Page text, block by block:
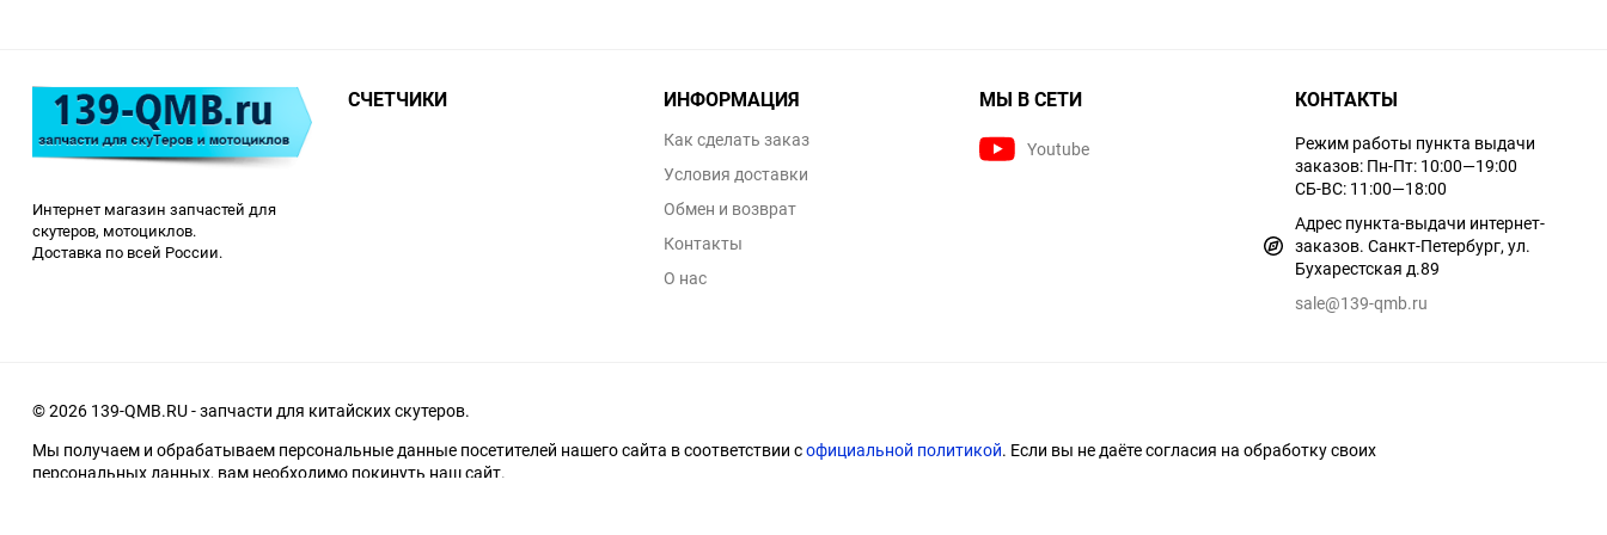
Интернет магазин запчастей для
скутеров, мотоциклов.
Доставка по всей России.
СЧЕТЧИКИ ИНФОРМАЦИЯ
Как сделать заказ
Условия доставки
Обмен и возврат
Контакты
О нас
МЫ В СЕТИ
Youtube
КОНТАКТЫ
Режим работы пункта выдачи
заказов: Пн-Пт: 10:00—19:00
СБ-ВС: 11:00—18:00
Адрес пункта-выдачи интернет-
заказов. Санкт-Петербург, ул.
Бухарестская д.89
sale@139-qmb.ru
© 2026 139-QMB.RU - запчасти для китайских скутеров.
Мы получаем и обрабатываем персональные данные посетителей нашего сайта в соответствии софициальной политикой. Если вы не даёте согласия на обработку своих
персональных данных, вам необходимо покинуть наш сайт.